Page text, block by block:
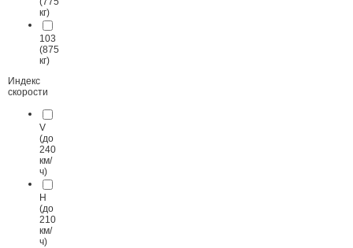
кг)
103
(875
кг)
Индекс
скорости
V
(до
240
км/
ч)
H
(до
210
км/
ч)